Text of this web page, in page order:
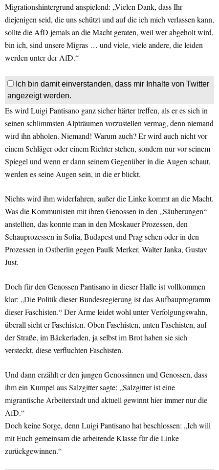
Migrationshintergrund anspielend: „Vielen Dank, dass Ihr
diejenigen seid, die uns schützt und auf die ich mich verlassen kann,
sollte die AfD jemals an die Macht geraten, weil wer abgeholt wird,
bin ich, sind unsere Migras … und viele, viele andere, die leiden
werden unter der AfD.“
Ich bin damit einverstanden, dass mir Inhalte von Twitter
angezeigt werden.
Es wird Luigi Pantisano ganz sicher härter treffen, als er es sich in
seinen schlimmsten Alpträumen vorzustellen vermag, denn niemand
wird ihn abholen. Niemand! Warum auch? Er wird auch nicht vor
einem Schläger oder einem Richter stehen, sondern nur vor seinem
Spiegel und wenn er dann seinem Gegenüber in die Augen schaut,
werden es seine Augen sein, in die er blickt.
Nichts wird ihm widerfahren, außer die Linke kommt an die Macht.
Was die Kommunisten mit ihren Genossen in den „Säuberungen“
anstellten, das konnte man in den Moskauer Prozessen, den
Schauprozessen in Sofia, Budapest und Prag sehen oder in den
Prozessen in Ostberlin gegen Paulk Merker, Walter Janka, Gustav
Just.
Doch für den Genossen Pantisano in dieser Halle ist vollkommen
klar: „Die Politik dieser Bundesregierung ist das Aufbauprogramm
dieser Faschisten.“ Der Arme leidet wohl unter Verfolgungswahn,
überall sieht er Faschisten. Oben Faschisten, unten Faschisten, auf
der Straße, im Bäckerladen, ja selbst im Brot haben sie sich
versteckt, diese verfluchten Faschisten.
Und dann erzählt er den jungen Genossinnen und Genossen, dass
ihm ein Kumpel aus Salzgitter sagte: „Salzgitter ist eine
migrantische Arbeiterstadt und aktuell gewinnt hier immer nur die
AfD.“
Doch keine Sorge, denn Luigi Pantisano hat beschlossen: „Ich will
mit Euch gemeinsam die arbeitende Klasse für die Linke
zurückgewinnen.“